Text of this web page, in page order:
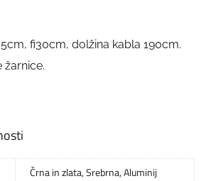
fi30cm, dolžina kabla 190cm.
žarnice.
Črna in zlata,Srebrna,Aluminij